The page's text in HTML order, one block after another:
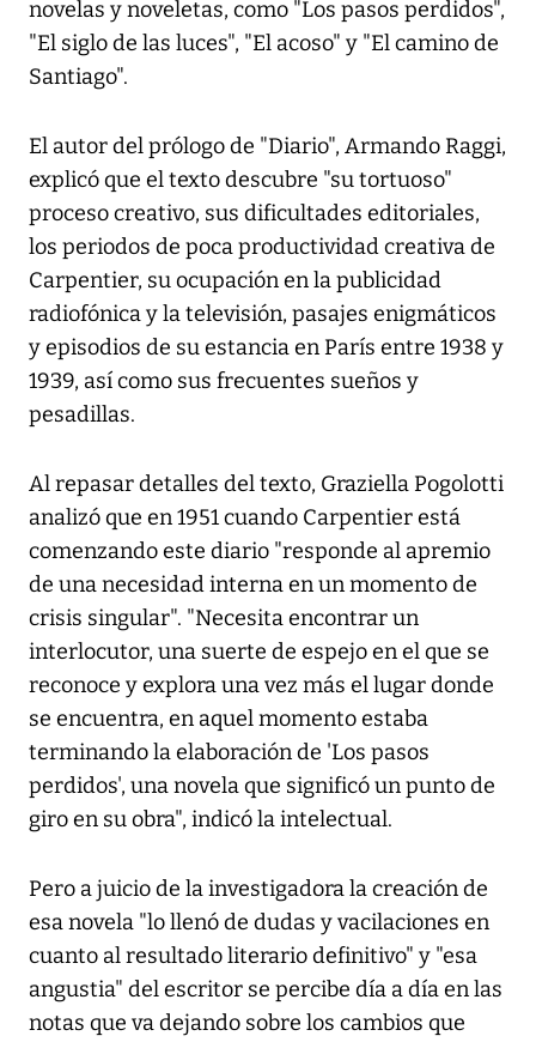
novelas y noveletas, como "Los pasos perdidos",
"El siglo de las luces", "El acoso" y "El camino de
Santiago".
El autor del prólogo de "Diario", Armando Raggi,
explicó que el texto descubre "su tortuoso"
proceso creativo, sus dificultades editoriales,
los periodos de poca productividad creativa de
Carpentier, su ocupación en la publicidad
radiofónica y la televisión, pasajes enigmáticos
y episodios de su estancia en París entre 1938 y
1939, así como sus frecuentes sueños y
pesadillas.
Al repasar detalles del texto, Graziella Pogolotti
analizó que en 1951 cuando Carpentier está
comenzando este diario "responde al apremio
de una necesidad interna en un momento de
crisis singular". "Necesita encontrar un
interlocutor, una suerte de espejo en el que se
reconoce y explora una vez más el lugar donde
se encuentra, en aquel momento estaba
terminando la elaboración de 'Los pasos
perdidos', una novela que significó un punto de
giro en su obra", indicó la intelectual.
Pero a juicio de la investigadora la creación de
esa novela "lo llenó de dudas y vacilaciones en
cuanto al resultado literario definitivo" y "esa
angustia" del escritor se percibe día a día en las
notas que va dejando sobre los cambios que